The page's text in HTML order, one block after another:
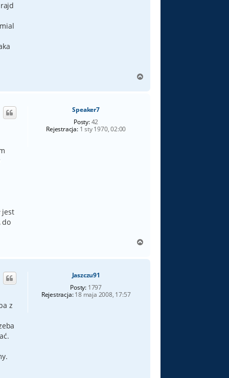
g
Speaker7
Posty:42
Rejestracja:1 sty 1970, 02:00
jest
do
g
Jaszczu91
Posty: 1797
Rejestracja:18 maja 2008, 17:57
z